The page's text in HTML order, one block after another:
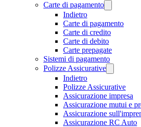
Carte di pagamento
Indietro
Carte di pagamento
Carte di credito
Carte di debito
Carte prepagate
Sistemi di pagamento
Polizze Assicurative
Indietro
Polizze Assicurative
Assicurazione impresa
Assicurazione mutui e
Assicurazione
Assicurazione RC Auto